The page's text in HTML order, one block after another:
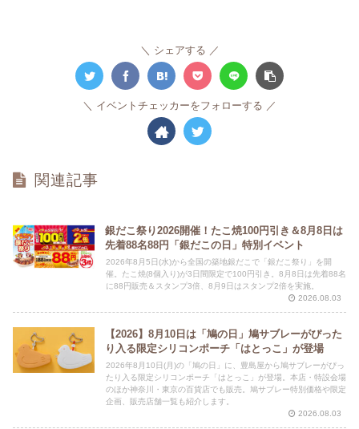
シェアする
イベントチェッカーをフォローする
関連記事
銀だこ祭り2026開催！たこ焼100円引き＆8月8日は
先着88名88円「銀だこの日」特別イベント
2026年8月5日(水)から全国の築地銀だこで「銀だこ祭り」を開
催。たこ焼(8個入り)が3日間限定で100円引き。8月8日は先着88名
に88円販売＆スタンプ3倍、8月9日はスタンプ2倍を実施。
2026.08.03
【2026】8月10日は「鳩の日」鳩サブレーがぴった
り入る限定シリコンポーチ「はとっこ」が登場
2026年8月10日(月)の「鳩の日」に、豊島屋から鳩サブレーがぴっ
たり入る限定シリコンポーチ「はとっこ」が登場。本店・特設会場
のほか神奈川・東京の百貨店でも販売。鳩サブレー特別価格や限定
企画、販売店舗一覧も紹介します。
2026.08.03